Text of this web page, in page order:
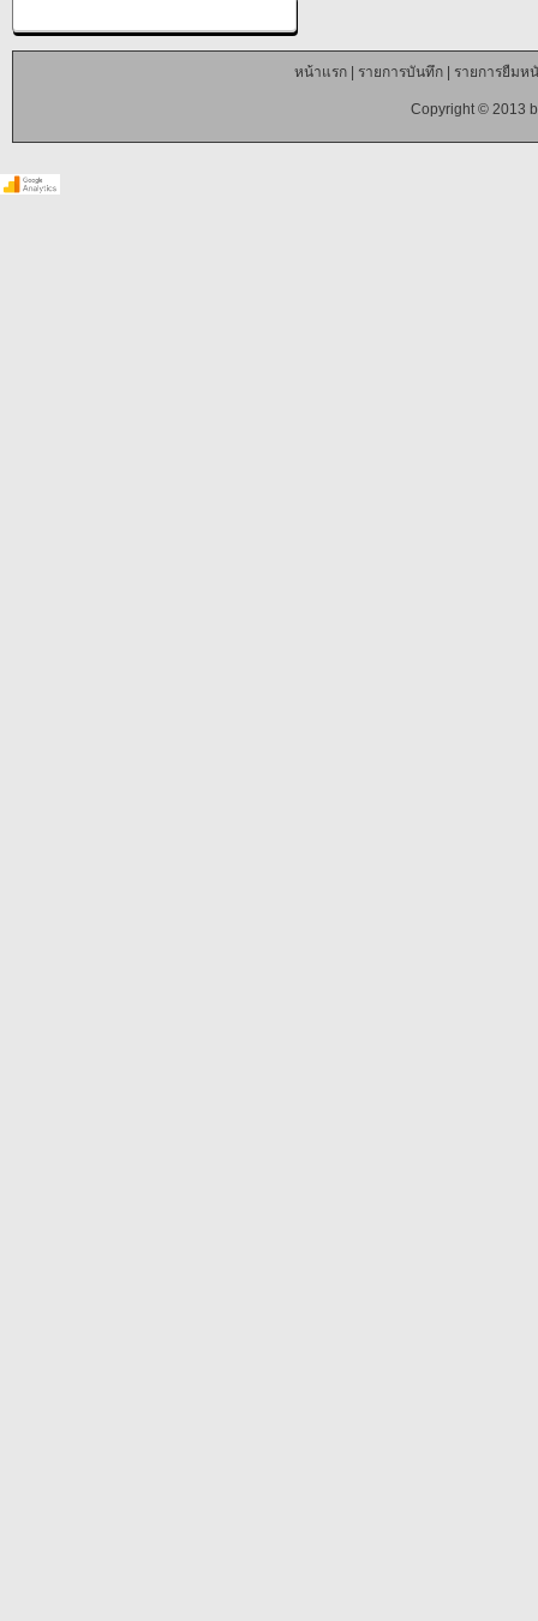
หน้าแรก| รายการบันทึก| รายการยืมห
Copyright © 2013